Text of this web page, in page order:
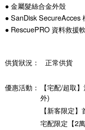
● 金屬髮絲合金外殼
● SanDisk SecureAcces
● RescuePRO 資料救援
供貨狀況： 正常供貨
優惠活動：
【宅配/超取
外)
【新客限定
宅配限定【2